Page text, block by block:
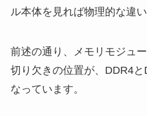
ル本体を見れば物理的な違
前述の通り、メモリモジュ
切り欠きの位置が、DDR4
なっています。